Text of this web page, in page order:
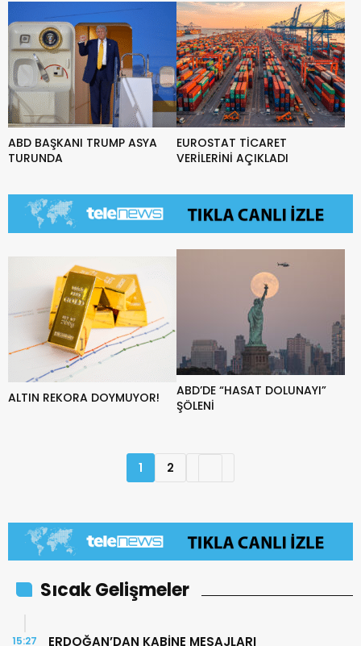
ABD BAŞKANI TRUMP ASYA
TURUNDA
EUROSTAT TİCARET
VERİLERİNİ AÇIKLADI
ALTIN REKORA DOYMUYOR!
ABD’DE “HASAT DOLUNAYI”
ŞÖLENİ
1 2
Sıcak Gelişmeler
ERDOĞAN’DAN KABİNE MESAJLARI
15:27